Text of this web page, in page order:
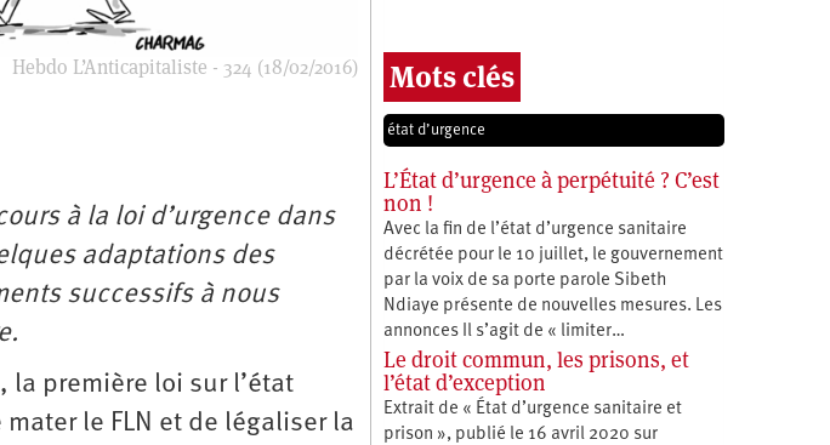
Hebdo L’Anticapitaliste - 324 (18/02/2016)
à la loi d’urgence dans
adaptations des
successifs à nous
la première loi sur l’état
le FLN et de légaliser la
Mots clés
état d’urgence
L’État d’urgence à perpétuité ? C’est
non !
Avec la fin de l’état d’urgence sanitaire
décrétée pour le 10 juillet, le gouvernement
par la voix de sa porte parole Sibeth
Ndiaye présente de nouvelles mesures. Les
annonces Il s’agit de « limiter…
Le droit commun, les prisons, et
l’état d’exception
Extrait de « État d’urgence sanitaire et
prison », publié le 16 avril 2020 sur